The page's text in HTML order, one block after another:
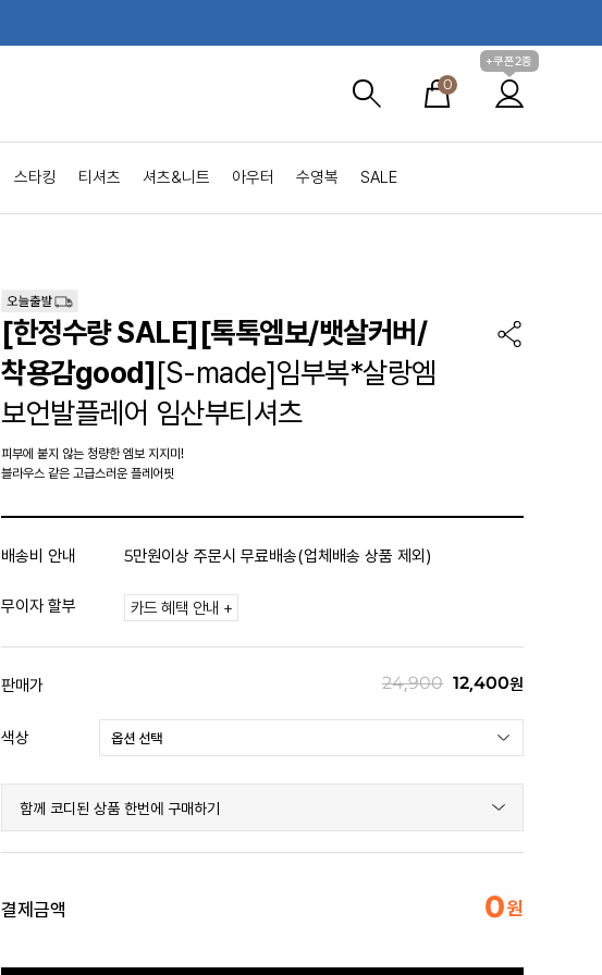
0
+쿠폰2종
스타킹 티셔츠 셔츠&니트 아우터 수영복 SALE
[한정수량 SALE][톡톡엠보/뱃살커버/
착용감good][S-made]임부복*살랑엠
보언발플레어 임산부티셔츠
피부에 붙지 않는 청량한 엠보 지지미!
블라우스 같은 고급스러운 플레어핏
배송비 안내 5만원이상 주문시 무료배송(업체배송 상품 제외)
무이자 할부 카드 혜택 안내 +
판매가 24,900 12,400원
색상
함께 코디된 상품 한번에 구매하기
결제금액 0원